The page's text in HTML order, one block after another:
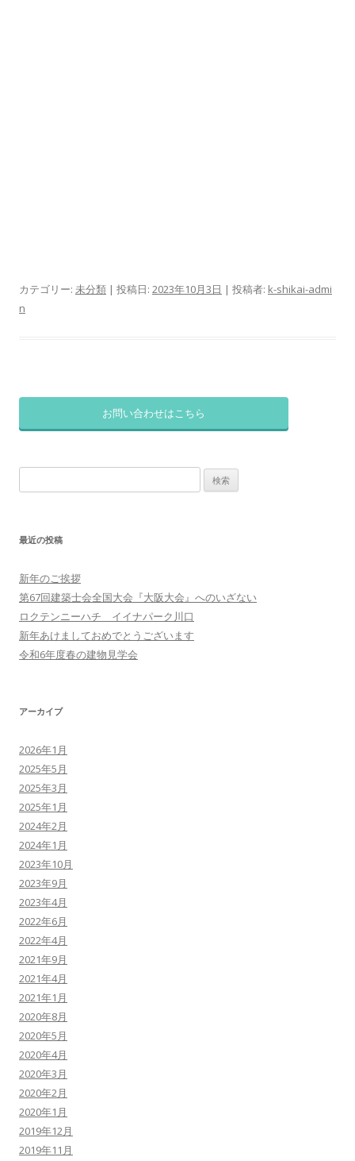
カテゴリー: 未分類 | 投稿日: 2023年10月3日 | 投稿者: k-shikai-admi
n
お問い合わせはこちら
索:
最近の投稿
新年のご挨拶
第67回建築士会全国大会『大阪大会』へのいざない
ロクテンニーハチ イイナパーク川口
新年あけましておめでとうございます
令和6年度春の建物見学会
アーカイブ
2026年1月
2025年5月
2025年3月
2025年1月
2024年2月
2024年1月
2023年10月
2023年9月
2023年4月
2022年6月
2022年4月
2021年9月
2021年4月
2021年1月
2020年8月
2020年5月
2020年4月
2020年3月
2020年2月
2020年1月
2019年12月
2019年11月